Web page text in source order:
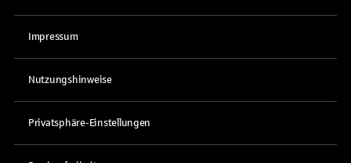
Impressum
Nutzungshinweise
Privatsphäre-Einstellungen